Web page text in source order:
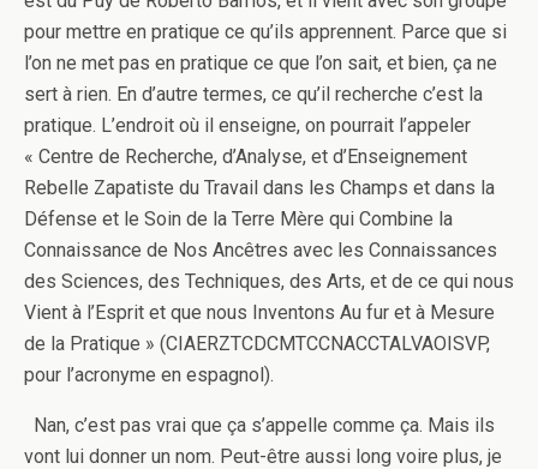
pour mettre en pratique ce qu’ils apprennent. Parce que si
l’on ne met pas en pratique ce que l’on sait, et bien, ça ne
sert à rien. En d’autre termes, ce qu’il recherche c’est la
pratique. L’endroit où il enseigne, on pourrait l’appeler
« Centre de Recherche, d’Analyse, et d’Enseignement
Rebelle Zapatiste du Travail dans les Champs et dans la
Défense et le Soin de la Terre Mère qui Combine la
Connaissance de Nos Ancêtres avec les Connaissances
des Sciences, des Techniques, des Arts, et de ce qui nous
Vient à l’Esprit et que nous Inventons Au fur et à Mesure
de la Pratique » (CIAERZTCDCMTCCNACCTALVAOISVP,
pour l’acronyme en espagnol).
Nan, c’est pas vrai que ça s’appelle comme ça. Mais ils
vont lui donner un nom. Peut-être aussi long voire plus, je